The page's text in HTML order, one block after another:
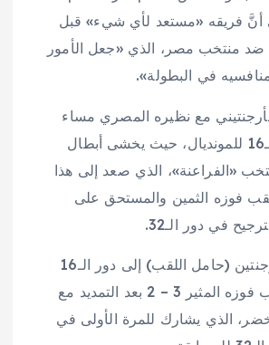
إلى أنَّ فريقه «مستعد لأي شيء» قبل
ضد منتخب مصر، الذي «جعل الأمور
في البطولة».
مع نظيره المصري مساء
الثلاثاء، في دور الـ16 للمونديال، حيث يخشى أبطال
«الفراعنة»، الذي صعد إلى هذا
فوزه الثمين والمستحق على
في دور الـ32.
وصعد منتخب الأرجنتين (حامل اللقب) إلى دور الـ16
بشق الأنفس، عقب فوزه المثير 3 – 2 بعد التمديد مع
الذي يشارك للمرة الأولى في